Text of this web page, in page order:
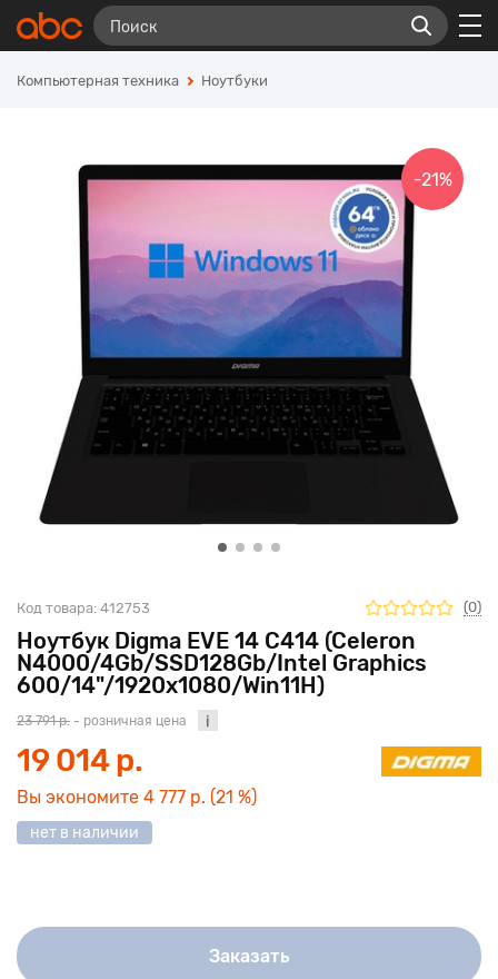
Компьютерная техника Ноутбуки
Ноутбук Digma EVE 14 C414 (Celeron
N4000/4Gb/SSD128Gb/Intel Graphics
600/14"/1920x1080/Win11H)
Код товара: 412753 (0)
-21%
23 791 р. - розничная цена
19 014 р.
Вы экономите 4 777 р. (21 %)
нет в наличии
Заказать